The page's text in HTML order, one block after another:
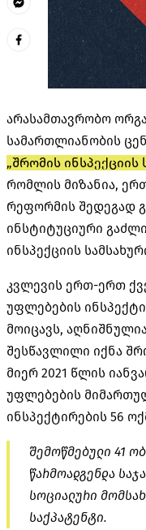
არასამთავრობო
სამართლიანობის
„შრომის ინსპექციის
რომლის მიზანია,
რეფორმის შედეგად
ინსტიტუციური
ინსპექციის
კვლევის ერთ-ერთ
უფლებების
მოიცავს,
შესწავლილი იქნა
მიერ 2021 წლის
უფლებების
ინსპექტირების 56
შემოწმებული 41
წარმოადგენდა
სოციალური
საქპატენტი.